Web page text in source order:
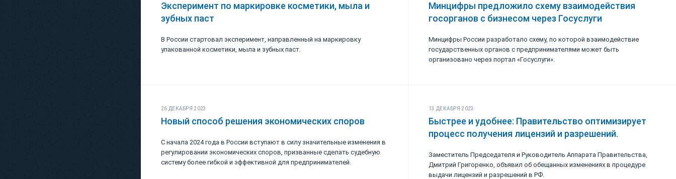
Эксперимент по маркировке косметики, мыла и
зубных паст
В России стартовал эксперимент, направленный на маркировку
упакованной косметики, мыла и зубных паст.
Минцифры предложило схему взаимодействия
госорганов с бизнесом через Госуслуги
Минцифры России разработало схему, по которой взаимодействие
государственных органов с предпринимателями может быть
организовано через портал «Госуслуги».
26 ДЕКАБРЯ 2023
Новый способ решения экономических споров
С начала 2024 года в России вступают в силу значительные изменения в
регулировании экономических споров, призванные сделать судебную
систему более гибкой и эффективной для предпринимателей.
13 ДЕКАБРЯ 2023
Быстрее и удобнее: Правительство оптимизирует
процесс получения лицензий и разрешений.
Заместитель Председателя и Руководитель Аппарата Правительства,
Дмитрий Григоренко, объявил об обещанных изменениях в процедуре
выдачи лицензий и разрешений в РФ.